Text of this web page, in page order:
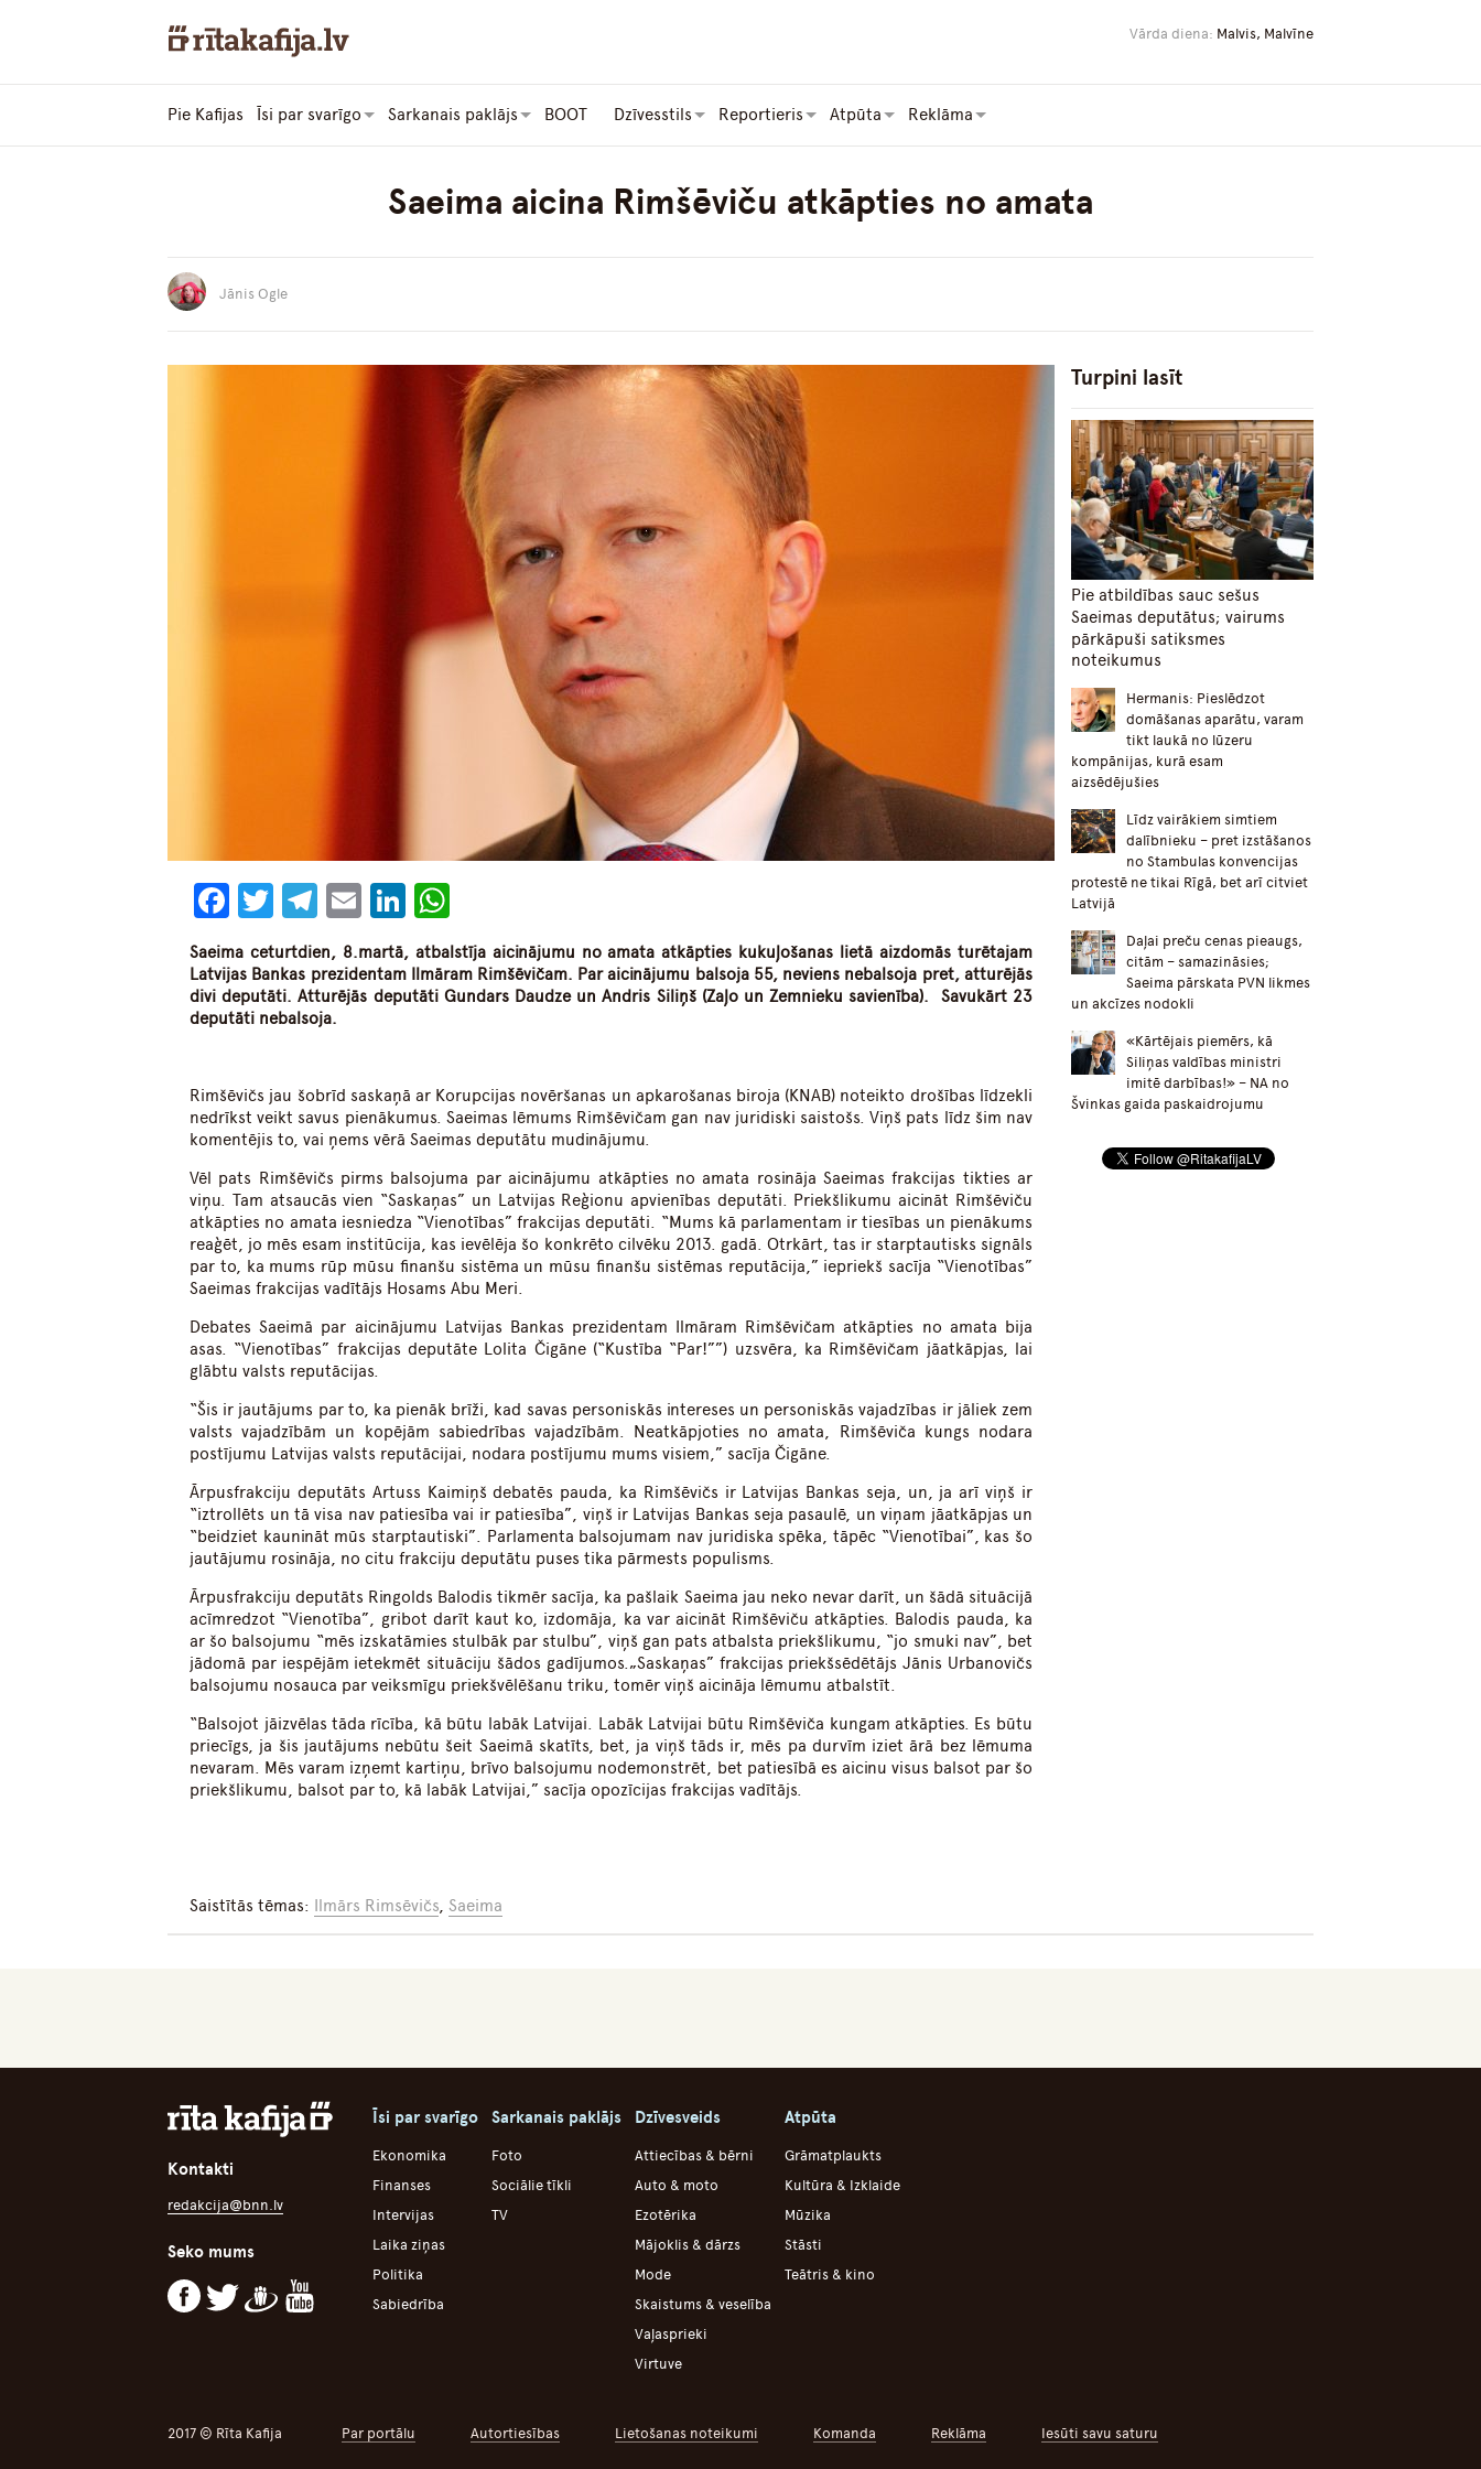
Vārda diena: Malvis, Malvīne
Pie Kafijas Īsi par svarīgo Sarkanais paklājs BOOT Dzīvesstils Reportieris Atpūta Reklāma
Saeima aicina Rimšēviču atkāpties no amata
Jānis Ogle
Facebook
Twitter
Telegram
EmailLinkedIn
Saeima ceturtdien, 8.martā, atbalstīja aicinājumu no amata atkāpties kukuļošanas lietā aizdomās turētajam
Latvijas Bankas prezidentam Ilmāram Rimšēvičam. Par aicinājumu balsoja 55, neviens nebalsoja pret, atturējās
divi deputāti. Atturējās deputāti Gundars Daudze un Andris Siliņš (Zaļo un Zemnieku savienība). Savukārt 23
deputāti nebalsoja.
Rimšēvičs jau šobrīd saskaņā ar Korupcijas novēršanas un apkarošanas biroja (KNAB) noteikto drošības līdzekli
nedrīkst veikt savus pienākumus. Saeimas lēmums Rimšēvičam gan nav juridiski saistošs. Viņš pats līdz šim nav
komentējis to, vai ņems vērā Saeimas deputātu mudinājumu.
Vēl pats Rimšēvičs pirms balsojuma par aicinājumu atkāpties no amata rosināja Saeimas frakcijas tikties ar
viņu. Tam atsaucās vien “Saskaņas” un Latvijas Reģionu apvienības deputāti. Priekšlikumu aicināt Rimšēviču
atkāpties no amata iesniedza “Vienotības” frakcijas deputāti. “Mums kā parlamentam ir tiesības un pienākums
reaģēt, jo mēs esam institūcija, kas ievēlēja šo konkrēto cilvēku 2013. gadā. Otrkārt, tas ir starptautisks signāls
par to, ka mums rūp mūsu finanšu sistēma un mūsu finanšu sistēmas reputācija,” iepriekš sacīja “Vienotības”
Saeimas frakcijas vadītājs Hosams Abu Meri.
Debates Saeimā par aicinājumu Latvijas Bankas prezidentam Ilmāram Rimšēvičam atkāpties no amata bija
asas. “Vienotības” frakcijas deputāte Lolita Čigāne (“Kustība “Par!””) uzsvēra, ka Rimšēvičam jāatkāpjas, lai
glābtu valsts reputācijas.
“Šis ir jautājums par to, ka pienāk brīži, kad savas personiskās intereses un personiskās vajadzības ir jāliek zem
valsts vajadzībām un kopējām sabiedrības vajadzībām. Neatkāpjoties no amata, Rimšēviča kungs nodara
postījumu Latvijas valsts reputācijai, nodara postījumu mums visiem,” sacīja Čigāne.
Ārpusfrakciju deputāts Artuss Kaimiņš debatēs pauda, ka Rimšēvičs ir Latvijas Bankas seja, un, ja arī viņš ir
“iztrollēts un tā visa nav patiesība vai ir patiesība”, viņš ir Latvijas Bankas seja pasaulē, un viņam jāatkāpjas un
“beidziet kaunināt mūs starptautiski”. Parlamenta balsojumam nav juridiska spēka, tāpēc “Vienotībai”, kas šo
jautājumu rosināja, no citu frakciju deputātu puses tika pārmests populisms.
Ārpusfrakciju deputāts Ringolds Balodis tikmēr sacīja, ka pašlaik Saeima jau neko nevar darīt, un šādā situācijā
acīmredzot “Vienotība”, gribot darīt kaut ko, izdomāja, ka var aicināt Rimšēviču atkāpties. Balodis pauda, ka
ar šo balsojumu “mēs izskatāmies stulbāk par stulbu”, viņš gan pats atbalsta priekšlikumu, “jo smuki nav”, bet
jādomā par iespējām ietekmēt situāciju šādos gadījumos.„Saskaņas” frakcijas priekšsēdētājs Jānis Urbanovičs
balsojumu nosauca par veiksmīgu priekšvēlēšanu triku, tomēr viņš aicināja lēmumu atbalstīt.
“Balsojot jāizvēlas tāda rīcība, kā būtu labāk Latvijai. Labāk Latvijai būtu Rimšēviča kungam atkāpties. Es būtu
priecīgs, ja šis jautājums nebūtu šeit Saeimā skatīts, bet, ja viņš tāds ir, mēs pa durvīm iziet ārā bez lēmuma
nevaram. Mēs varam izņemt kartiņu, brīvo balsojumu nodemonstrēt, bet patiesībā es aicinu visus balsot par šo
priekšlikumu, balsot par to, kā labāk Latvijai,” sacīja opozīcijas frakcijas vadītājs.
Saistītās tēmas: Ilmārs Rimsēvičs,Saeima
Turpini lasīt
Pie atbildības sauc sešus
Saeimas deputātus; vairums
pārkāpuši satiksmes
noteikumus
Hermanis: Pieslēdzot
domāšanas aparātu, varam
tikt laukā no lūzeru
kompānijas, kurā esam
aizsēdējušies
Līdz vairākiem simtiem
dalībnieku – pret izstāšanos
no Stambulas konvencijas
protestē ne tikai Rīgā, bet arī citviet
Latvijā
Daļai preču cenas pieaugs,
citām – samazināsies;
Saeima pārskata PVN likmes
un akcīzes nodokli
«Kārtējais piemērs, kā
Siliņas valdības ministri
imitē darbības!» – NA no
Švinkas gaida paskaidrojumu
Kontakti
redakcija@bnn.lv
Seko mums
Īsi par svarīgo
Ekonomika
Finanses
Intervijas
Laika ziņas
Politika
Sabiedrība
Sarkanais paklājs
Foto
Sociālie tīkli
TV
Dzīvesveids
Attiecības & bērni
Auto & moto
Ezotērika
Mājoklis & dārzs
Mode
Skaistums & veselība
Vaļasprieki
Virtuve
Atpūta
Grāmatplaukts
Kultūra & Izklaide
Mūzika
Stāsti
Teātris & kino
2017 © Rīta Kafija Par portālu Autortiesības Lietošanas noteikumi Komanda Reklāma Iesūti savu saturu